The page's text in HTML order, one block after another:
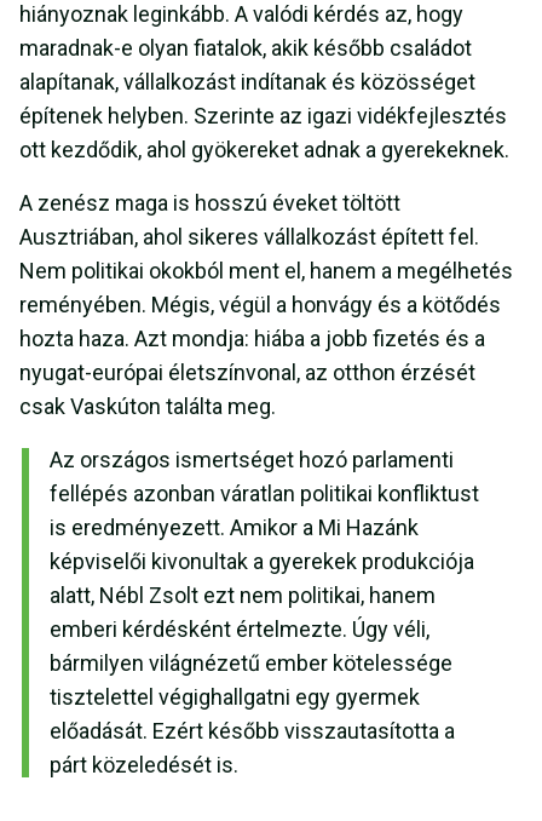
hiányoznak leginkább. A valódi kérdés az, hogy
maradnak-e olyan fiatalok, akik később családot
alapítanak, vállalkozást indítanak és közösséget
építenek helyben. Szerinte az igazi vidékfejlesztés
ott kezdődik, ahol gyökereket adnak a gyerekeknek.
A zenész maga is hosszú éveket töltött
Ausztriában, ahol sikeres vállalkozást épített fel.
Nem politikai okokból ment el, hanem a megélhetés
reményében. Mégis, végül a honvágy és a kötődés
hozta haza. Azt mondja: hiába a jobb fizetés és a
nyugat-európai életszínvonal, az otthon érzését
csak Vaskúton találta meg.
Az országos ismertséget hozó parlamenti
fellépés azonban váratlan politikai konfliktust
is eredményezett. Amikor a Mi Hazánk
képviselői kivonultak a gyerekek produkciója
alatt, Nébl Zsolt ezt nem politikai, hanem
emberi kérdésként értelmezte. Úgy véli,
bármilyen világnézetű ember kötelessége
tisztelettel végighallgatni egy gyermek
előadását. Ezért később visszautasította a
párt közeledését is.